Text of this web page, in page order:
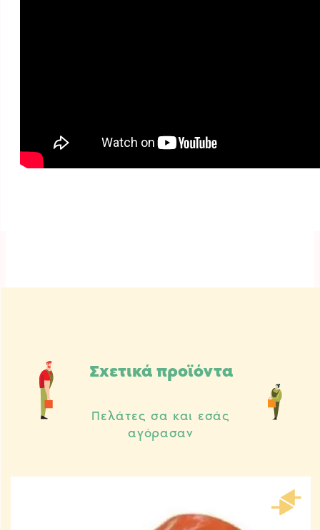
Σχετικά προϊόντα
Πελάτες σα και εσάς
αγόρασαν